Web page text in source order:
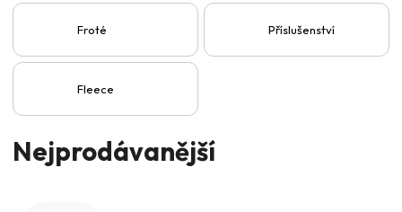
Froté Příslušenství
Fleece
Nejprodávanější